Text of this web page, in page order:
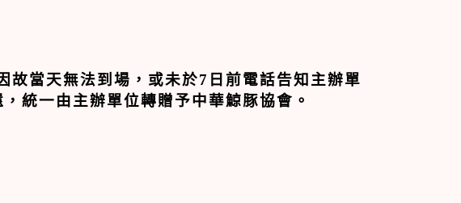
故當天無法到場，或未於7 日前電話告知主辦單
統一由主辦單位轉贈予中華鯨豚協會。